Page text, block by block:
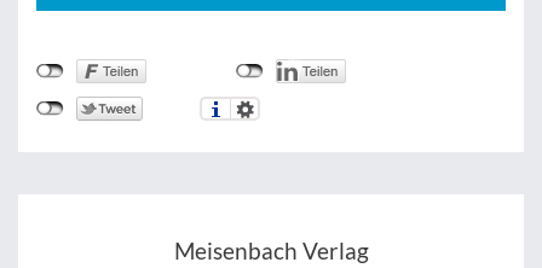
Meisenbach Verlag